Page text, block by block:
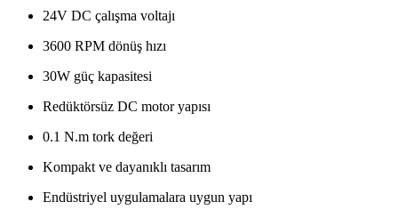
24V DC çalışma voltajı
3600 RPM dönüş hızı
30W güç kapasitesi
Redüktörsüz DC motor yapısı
0.1 N.m tork değeri
Kompakt ve dayanıklı tasarım
Endüstriyel uygulamalara uygun yapı